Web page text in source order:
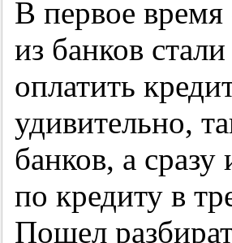
В первое время
из банков
оплатить
удивительно,
банков, а
по кредиту в
Пошел